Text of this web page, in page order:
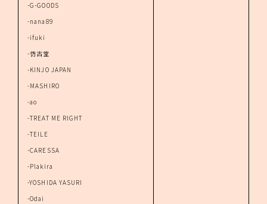
-G-GOODS
-nana89
-ifuki
-仿古堂
-KINJO JAPAN
-MASHIRO
-ao
-TREAT ME RIGHT
-TEILE
-CARESSA
-Plakira
-YOSHIDA YASURI
-Odai